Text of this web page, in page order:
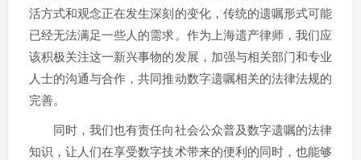
活方式和观念正在发生深刻的变化，传统的遗嘱形式可能
已经无法满足一些人的需求。作为上海遗产律师，我们应
该积极关注这一新兴事物的发展，加强与相关部门和专业
人士的沟通与合作，共同推动数字遗嘱相关的法律法规的
完善。
同时，我们也有责任向社会公众普及数字遗嘱的法律
知识，让人们在享受数字技术带来的便利的同时，也能够